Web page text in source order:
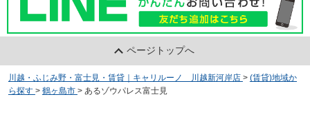
ページトップへ
川越・ふじみ野・富士見・賃貸｜キャリルーノ 川越新河岸店 > (賃貸)地域か
ら探す > 鶴ヶ島市 > あるゾウパレス富士見